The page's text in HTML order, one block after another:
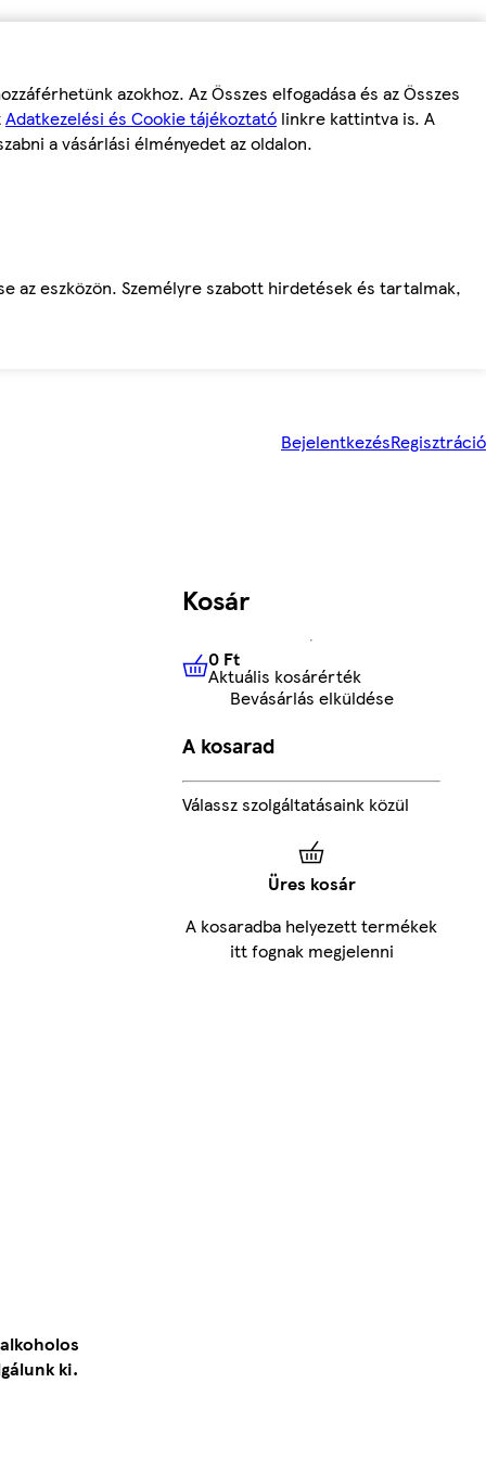
azokhoz. Az Összes elfogadása és az Összes
Adatkezelési és Cookie tájékoztató linkre kattintva is. A
a vásárlási élményedet az oldalon.
az eszközön. Személyre szabott hirdetések és tartalmak,
BejelentkezésRegisztráció
ki.
Kosár
0 FtAktuális kosárérték
0 Ft
Aktuális kosárérték
Bevásárlás elküldése
A kosarad
Válassz szolgáltatásaink közül
Üres kosár
A kosaradba helyezett termékek
itt fognak megjelenni